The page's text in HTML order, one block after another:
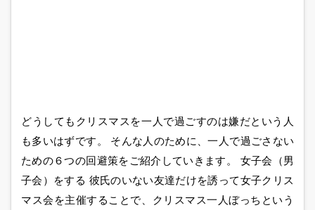
どうしてもクリスマスを一人で過ごすのは嫌だという人
も多いはずです。 そんな人のために、一人で過ごさない
ための６つの回避策をご紹介していきます。 女子会（男
子会）をする 彼氏のいない友達だけを誘って女子クリス
マス会を主催することで、クリスマス一人ぼっちという